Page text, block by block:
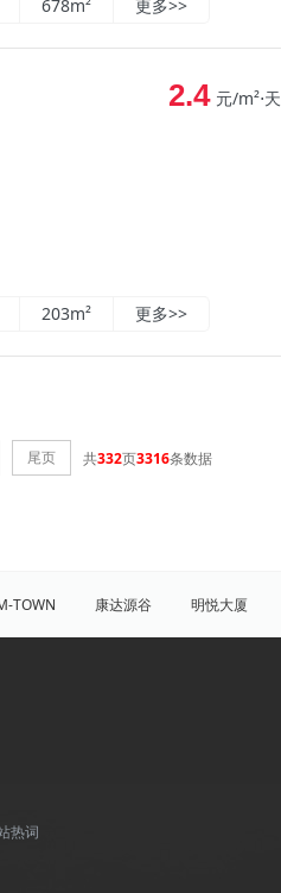
678m² 更多>>
2.4 元/m²⋅天
203m² 更多>>
尾页 共332页3316条数据
TOWN 康达源谷 明悦大厦
张江海豚湾 原能细胞产业园
长阳路
热词